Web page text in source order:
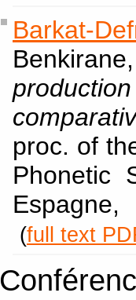
Barkat-
proc. of
Phonetic
(full text